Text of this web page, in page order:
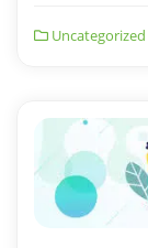
Uncategorized